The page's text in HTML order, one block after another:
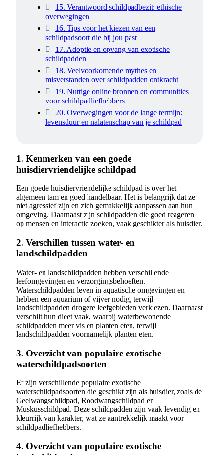
15. Verantwoord schildpadbezit: ethische
overwegingen
16. Tips voor het kiezen van een
schildpadsoort die bij jou past
17. Adoptie en opvang van exotische
schildpadden
18. Veelvoorkomende mythes en
misverstanden over schildpadden ontkracht
19. Nuttige online bronnen en communities
voor schildpadliefhebbers
20. Overwegingen voor de lange termijn:
levensduur en nalatenschap van je schildpad
1. Kenmerken van een goede
huisdiervriendelijke schildpad
Een goede huisdiervriendelijke schildpad is over het
algemeen tam en goed handelbaar. Het is belangrijk dat ze
niet agressief zijn en zich gemakkelijk aanpassen aan hun
omgeving. Daarnaast zijn schildpadden die goed reageren
op mensen en interactie zoeken, vaak geschikter als huisdier.
2. Verschillen tussen water- en
landschildpadden
Water- en landschildpadden hebben verschillende
leefomgevingen en verzorgingsbehoeften.
Waterschildpadden leven in aquatische omgevingen en
hebben een aquarium of vijver nodig, terwijl
landschildpadden drogere leefgebieden verkiezen. Daarnaast
verschilt hun dieet vaak, waarbij waterbewonende
schildpadden meer vis en planten eten, terwijl
landschildpadden voornamelijk planten eten.
3. Overzicht van populaire exotische
waterschildpadsoorten
Er zijn verschillende populaire exotische
waterschildpadsoorten die geschikt zijn als huisdier, zoals de
Geelwangschildpad, Roodwangschildpad en
Muskusschildpad. Deze schildpadden zijn vaak levendig en
kleurrijk van karakter, wat ze aantrekkelijk maakt voor
schildpadliefhebbers.
4. Overzicht van populaire exotische